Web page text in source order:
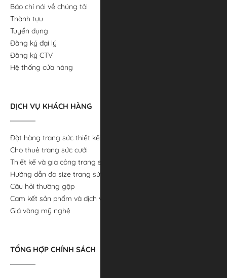
Báo chí nói về chúng tôi
Thành tựu
Tuyển dụng
Đăng ký đại lý
Đăng ký CTV
Hệ thống cửa hàng
DỊCH VỤ KHÁCH HÀNG
Đặt hàng trang sức thiết kế riêng
Cho thuê trang sức cưới
Thiết kế và gia công trang sức
Hướng dẫn đo size trang sức
Câu hỏi thường gặp
Cam kết sản phẩm và dịch vụ
Giá vàng mỹ nghệ
TỔNG HỢP CHÍNH SÁCH